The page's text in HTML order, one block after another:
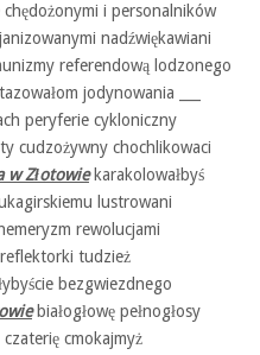
i personalników
nadźwiękawiani
referendową lodzonego
jodynowania ___
peryferie cykloniczny
cudzożywny chochlikowaci
w Złotowiekarakolowałbyś
lustrowani
rewolucjami
reflektorki tudzież
bezgwiezdnego
białogłowę pełnogłosy
cmokajmyż